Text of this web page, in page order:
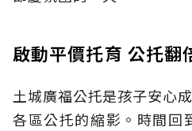
啟動平價托育 公托翻
土城廣福公托是孩子安心
各區公托的縮影。時間回